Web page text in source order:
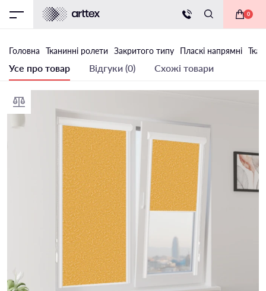
0
Головна Тканинні ролети Закритого типу Пласкі напрямні
Усе про товар Відгуки (0) Схожі товари